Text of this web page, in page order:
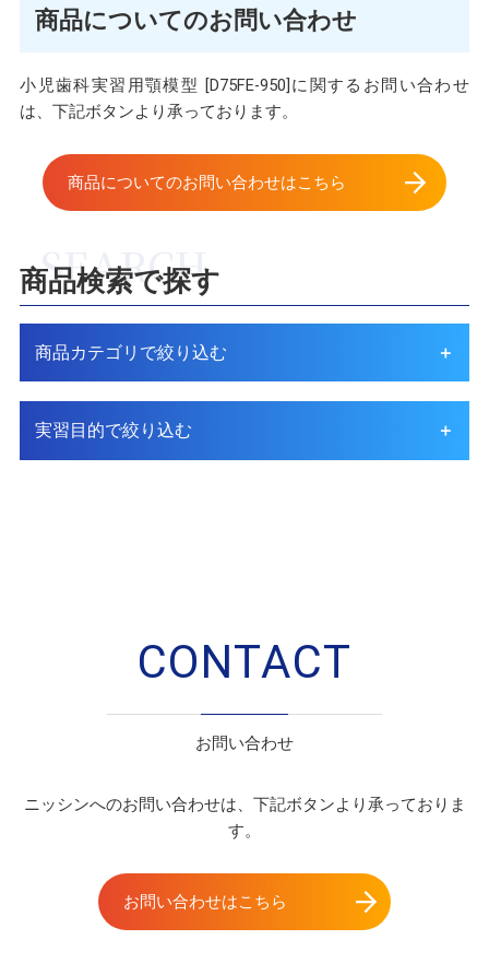
商品についてのお問い合わせ
小児歯科実習用顎模型 [D75FE-950]に関するお問い合わせ
は、下記ボタンより承っております。
商品についてのお問い合わせはこちら
商品検索で探す
商品カテゴリで絞り込む
実習目的で絞り込む
CONTACT
お問い合わせ
ニッシンへのお問い合わせは、下記ボタンより承っておりま
す。
お問い合わせはこちら